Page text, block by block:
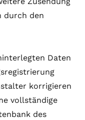
durch den
Daten
korrigieren
vollständige
des